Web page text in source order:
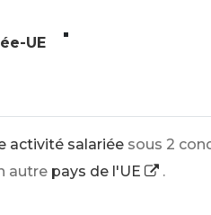
UE
activité salariée sous 2
autre pays de l'UE
.